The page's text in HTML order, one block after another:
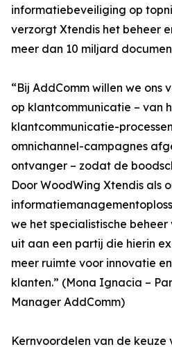
informatiebeveiliging op
verzorgt Xtendis het beheer
meer dan 10 miljard
“Bij AddComm willen we ons
op klantcommunicatie – van
klantcommunicatie-
omnichannel-campagnes
ontvanger – zodat de
Door WoodWing Xtendis als
we het specialistische
uit aan een partij die hierin
meer ruimte voor innovatie
klanten.” (Mona Ignacia –
Manager AddComm)
Kernvoordelen van de keuze